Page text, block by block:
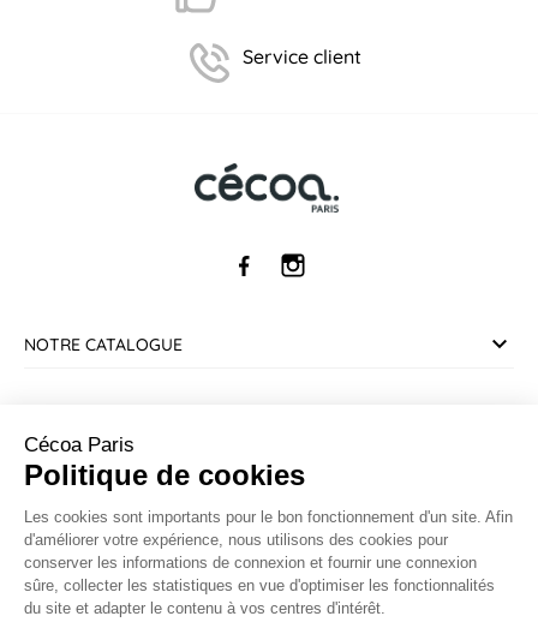
Service client
NOTRE CATALOGUE
INFORMATIONS
CONTACT
Marchand approuvé par la Société des Avis Garantis,
Cécoa Paris
Politique de cookies
Les cookies sont importants pour le bon fonctionnement d'un site. Afin
d'améliorer votre expérience, nous utilisons des cookies pour
conserver les informations de connexion et fournir une connexion
sûre, collecter les statistiques en vue d'optimiser les fonctionnalités
du site et adapter le contenu à vos centres d'intérêt.